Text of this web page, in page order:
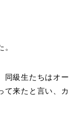
同級生たちはオー
て来たと言い、カ